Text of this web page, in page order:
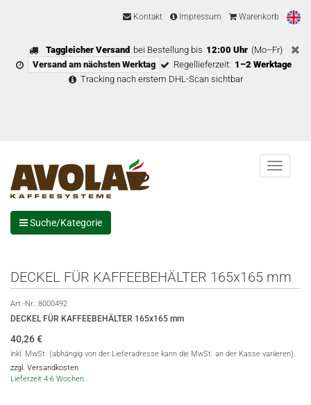
Kontakt Impressum Warenkorb
Taggleicher Versand bei Bestellung bis 12:00 Uhr (Mo–Fr)
Versand am nächsten Werktag
Regellieferzeit: 1–2 Werktage
Tracking nach erstem DHL-Scan sichtbar
Menu
Suche/Kategorie
DECKEL FÜR KAFFEEBEHÄLTER 165x165 mm
Art.-Nr.: 8000492
DECKEL FÜR KAFFEEBEHÄLTER 165x165 mm
40,26€
inkl. MwSt. (abhängig von der Lieferadresse kann die MwSt. an der Kasse variieren),
zzgl. Versandkosten
Lieferzeit 4-6 Wochen..